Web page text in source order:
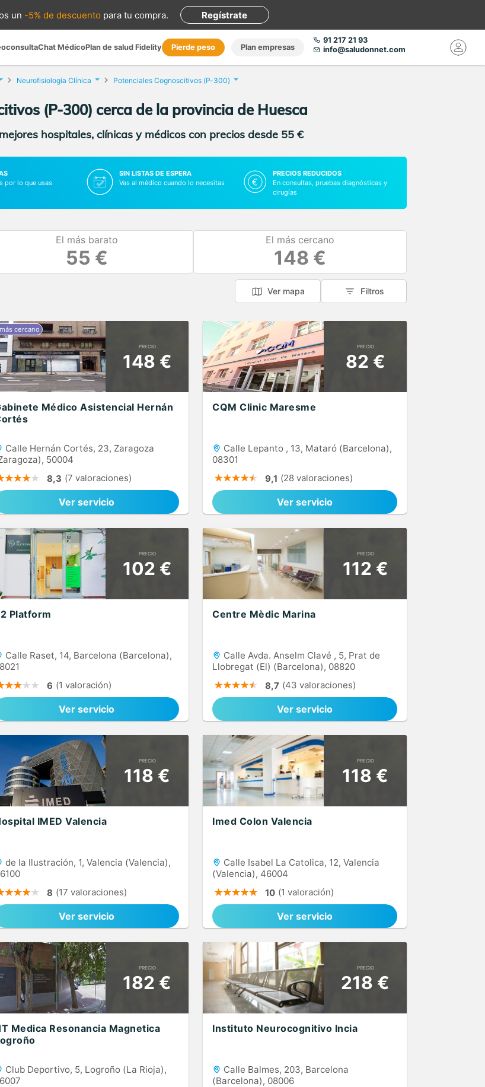
un -5% de descuento para tu compra. Regístrate
Chat MédicoPlan de salud Fidelity Pierde peso Plan empresas
91 217 21 93
info@saludonnet.com
Neurofisiología Clínica Potenciales Cognoscitivos (P-300)
(P-300) cerca de la provincia de Huesca
hospitales, clínicas y médicos con precios desde 55 €
por lo que usas
SIN LISTAS DE ESPERA
Vas al médico cuando lo necesitas
PRECIOS REDUCIDOS
En consultas, pruebas diagnósticas y
cirugías
El más barato
55 €
El más cercano
148 €
Ver mapa Filtros
PRECIO
148 €
Médico Asistencial Hernán
Calle Hernán Cortés, 23, Zaragoza
50004
8,3 (7 valoraciones)
Ver servicio
PRECIO
82 €
CQM Clinic Maresme
Calle Lepanto , 13, Mataró (Barcelona),
08301
9,1 (28 valoraciones)
Ver servicio
PRECIO
102 €
Platform
Calle Raset, 14, Barcelona (Barcelona),
6 (1 valoración)
Ver servicio
PRECIO
112 €
Centre Mèdic Marina
Calle Avda. Anselm Clavé , 5, Prat de
Llobregat (El) (Barcelona), 08820
8,7 (43 valoraciones)
Ver servicio
PRECIO
118 €
IMED Valencia
de la Ilustración, 1, Valencia (Valencia),
8 (17 valoraciones)
Ver servicio
PRECIO
118 €
Imed Colon Valencia
Calle Isabel La Catolica, 12, Valencia
(Valencia), 46004
10 (1 valoración)
Ver servicio
PRECIO
182 €
Medica Resonancia Magnetica
Club Deportivo, 5, Logroño (La Rioja),
PRECIO
218 €
Instituto Neurocognitivo Incia
Calle Balmes, 203, Barcelona
(Barcelona), 08006